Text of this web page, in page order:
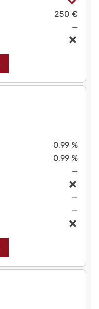
250 €
—
0,99 %
0,99 %
—
—
—